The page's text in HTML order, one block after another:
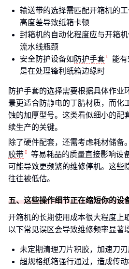
输送带的选择需匹配开箱机的
高度差导致纸箱卡顿
封箱机的自动化程度应与开箱
流水线瓶颈
安全防护设备如 防护手套
能
是在处理锋利纸箱边缘时
防护手套的选择需要根据具体作业
景更适合防静电的丁腈材质，而化
蚀的加厚型号。这类看似细小的配
续生产的关键。
除了硬件配套，还需考虑耗材储备。
胶带
等易耗品的质量直接影响设
可能导致更频繁的维修停机。这些
往往被低估。
五、这些操作细节正在缩短你的设
开箱机的长期使用成本很大程度上
以下常见误区会导致维修频率显著
未定期清理刀片积胶，加速刀
超规格纸箱强行通过，造成传